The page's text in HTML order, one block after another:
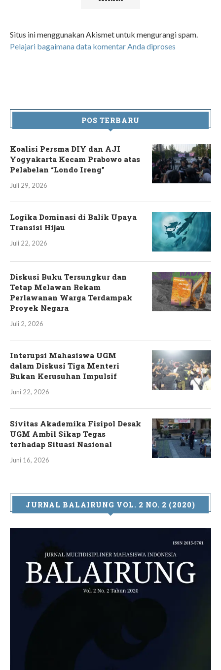
Situs ini menggunakan Akismet untuk mengurangi spam.
Pelajari bagaimana data komentar Anda diproses
POS TERBARU
Koalisi Persma DIY dan AJI
Yogyakarta Kecam Prabowo atas
Pelabelan “Londo Ireng”
Juli 29, 2026
Logika Dominasi di Balik Upaya
Transisi Hijau
Juli 22, 2026
Diskusi Buku Tersungkur dan
Tetap Melawan Rekam
Perlawanan Warga Terdampak
Proyek Negara
Juli 2, 2026
Interupsi Mahasiswa UGM
dalam Diskusi Tiga Menteri
Bukan Kerusuhan Impulsif
Juni 22, 2026
Sivitas Akademika Fisipol Desak
UGM Ambil Sikap Tegas
terhadap Situasi Nasional
Juni 16, 2026
JURNAL BALAIRUNG VOL. 2 NO. 2 (2020)